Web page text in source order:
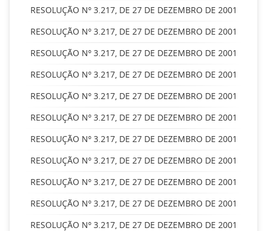
RESOLUÇÃO Nº 3.217, DE 27 DE DEZEMBRO DE 2001
RESOLUÇÃO Nº 3.217, DE 27 DE DEZEMBRO DE 2001
RESOLUÇÃO Nº 3.217, DE 27 DE DEZEMBRO DE 2001
RESOLUÇÃO Nº 3.217, DE 27 DE DEZEMBRO DE 2001
RESOLUÇÃO Nº 3.217, DE 27 DE DEZEMBRO DE 2001
RESOLUÇÃO Nº 3.217, DE 27 DE DEZEMBRO DE 2001
RESOLUÇÃO Nº 3.217, DE 27 DE DEZEMBRO DE 2001
RESOLUÇÃO Nº 3.217, DE 27 DE DEZEMBRO DE 2001
RESOLUÇÃO Nº 3.217, DE 27 DE DEZEMBRO DE 2001
RESOLUÇÃO Nº 3.217, DE 27 DE DEZEMBRO DE 2001
RESOLUÇÃO Nº 3.217, DE 27 DE DEZEMBRO DE 2001